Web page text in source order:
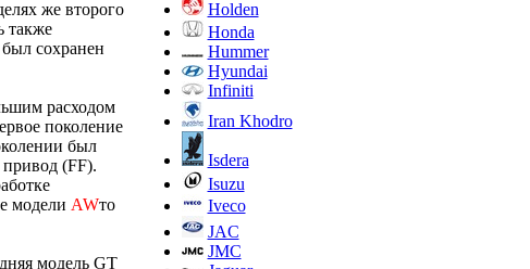
же второго
также
сохранен
расходом
поколение
был
(FF).
модели AWто
модель GT
Holden
Honda
Hummer
Hyundai
Infiniti
Iran Khodro
Isdera
Isuzu
Iveco
JAC
JMC